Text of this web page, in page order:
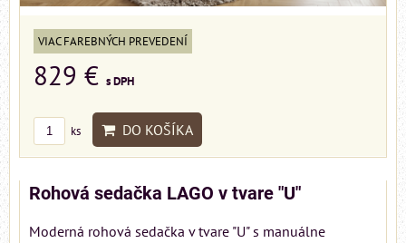
VIAC FAREBNÝCH PREVEDENÍ
829 € s DPH
ks DO KOŠÍKA
Rohová sedačka LAGO v tvare "U"
Moderná rohová sedačka v tvare "U" s manuálne